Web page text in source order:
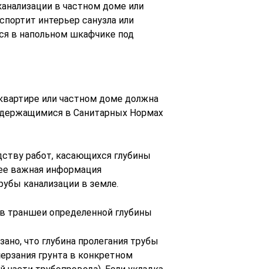
в частном доме или
интерьер санузла или
в напольном шкафчике под
или частном доме должна
в Санитарных Нормах
работ, касающихся глубины
важная информация
канализации в земле.
определенной глубины
что глубина пролегания трубы
грунта в конкретном